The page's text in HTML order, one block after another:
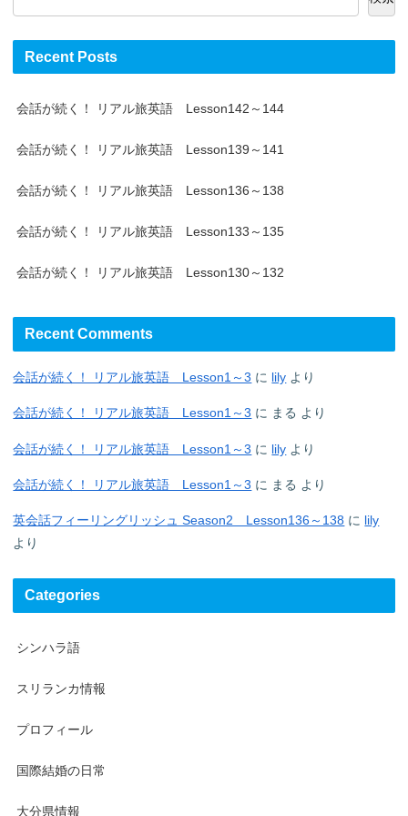
Recent Posts
会話が続く！ リアル旅英語 Lesson142～144
会話が続く！ リアル旅英語 Lesson139～141
会話が続く！ リアル旅英語 Lesson136～138
会話が続く！ リアル旅英語 Lesson133～135
会話が続く！ リアル旅英語 Lesson130～132
Recent Comments
会話が続く！ リアル旅英語 Lesson1～3 に lily より
会話が続く！ リアル旅英語 Lesson1～3 に まる より
会話が続く！ リアル旅英語 Lesson1～3 に lily より
会話が続く！ リアル旅英語 Lesson1～3 に まる より
英会話フィーリングリッシュ Season2 Lesson136～138 に lily
より
Categories
シンハラ語
スリランカ情報
プロフィール
国際結婚の日常
大分県情報